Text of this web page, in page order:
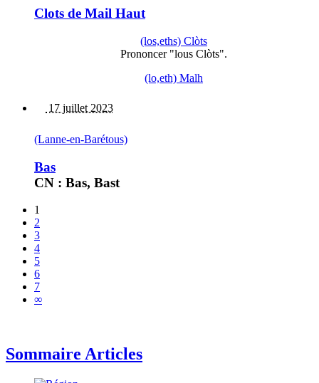
Clots de Mail Haut
(los,eths) Clòts
Prononcer "lous Clòts".
(lo,eth) Malh
17 juillet 2023
(Lanne-en-Barétous)
Bas
CN : Bas, Bast
1
2
3
4
5
6
7
∞
Sommaire Articles